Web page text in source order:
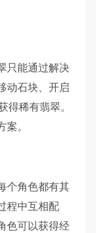
只能通过解决
动石块、开启
稀有翡翠。
。
个角色都有其
程中互相配
色可以获得经